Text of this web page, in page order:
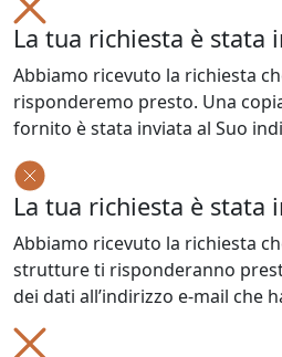
La tua richiesta è stata
Abbiamo ricevuto la richiesta
risponderemo presto. Una
fornito è stata inviata al Suo
La tua richiesta è stata
Abbiamo ricevuto la richiesta
strutture ti risponderanno
dei dati all’indirizzo e-mail che